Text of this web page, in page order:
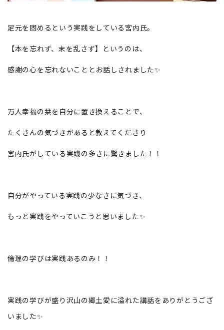
足元を固めるという実践をしている宮内氏。
【本を忘れず、末を乱さず】というのは、
感謝の心を忘れないこととお話しされました✨
万人幸福の栞を自分に置き換えることで、
たくさんの気づきがあると教えてくださり
宮内氏がしている実践の多さに驚きました！！
自分がやっている実践の少なさに気づき、
もっと実践をやっていこうと思いました✨
倫理の学びは実践あるのみ！！
実践の学びが盛り沢山の郷土愛に溢れた講話をありがとうござ
いました✨